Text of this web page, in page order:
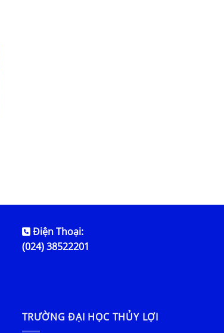
Điện Thoại:
(024) 38522201
TRƯỜNG ĐẠI HỌC THỦY LỢI